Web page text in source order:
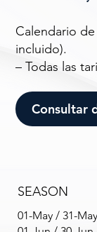
Calendario
incluido).
– Todas las
Consultar
SEASON
01-May / 31-May